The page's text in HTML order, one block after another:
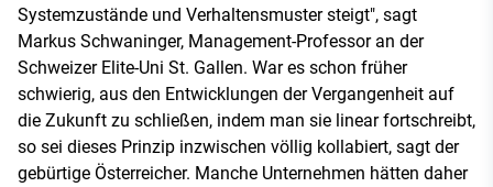
Systemzustände und Verhaltensmuster steigt", sagt
Markus Schwaninger, Management-Professor an der
Schweizer Elite-Uni St. Gallen. War es schon früher
schwierig, aus den Entwicklungen der Vergangenheit auf
die Zukunft zu schließen, indem man sie linear fortschreibt,
so sei dieses Prinzip inzwischen völlig kollabiert, sagt der
gebürtige Österreicher. Manche Unternehmen hätten daher